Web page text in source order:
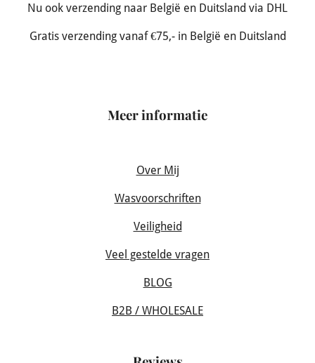
Nu ook verzending naar België en Duitsland via DHL
Gratis verzending vanaf €75,- in België en Duitsland
Meer informatie
Over Mij
Wasvoorschriften
Veiligheid
Veel gestelde vragen
BLOG
B2B / WHOLESALE